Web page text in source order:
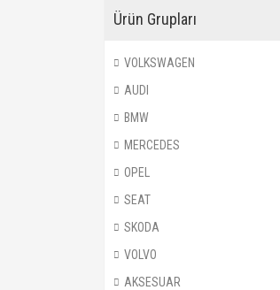
Ürün Grupları
VOLKSWAGEN
AUDI
BMW
MERCEDES
OPEL
SEAT
SKODA
VOLVO
AKSESUAR